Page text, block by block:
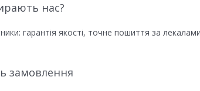
нас?
гарантія якості, точне пошиття за
замовлення